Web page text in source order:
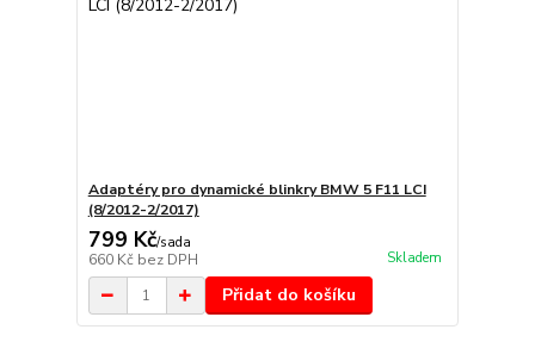
Adaptéry pro dynamické blinkry BMW 5 F11 LCI
(8/2012-2/2017)
799 Kč/sada
660 Kč bez DPH Skladem
Přidat do košíku